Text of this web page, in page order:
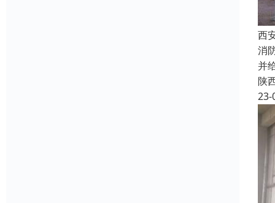
西
消
并
陕
23-